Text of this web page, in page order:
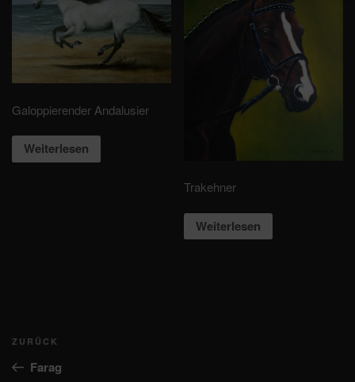
Galoppierender Andalusier
Weiterlesen
Trakehner
Weiterlesen
Beitragsnavigation
Vorheriger
Beitrag
ZURÜCK
Farag